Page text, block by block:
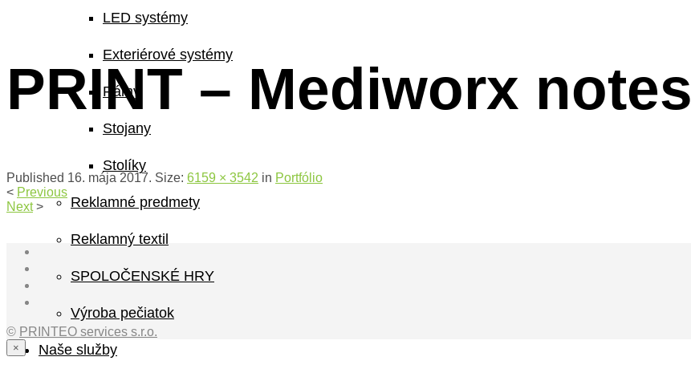
LED systémy
Exteriérové systémy
Rámy
Stojany
Stolíky
Reklamné predmety
Reklamný textil
SPOLOČENSKÉ HRY
Výroba pečiatok
Naše služby
PRINT – Mediworx notes
Published 16. mája 2017. Size: 6159 × 3542 in Portfólio
< Previous
Next >
© PRINTEO services s.r.o.
×